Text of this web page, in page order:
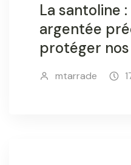
La santoline
argentée
protéger
mtarrade